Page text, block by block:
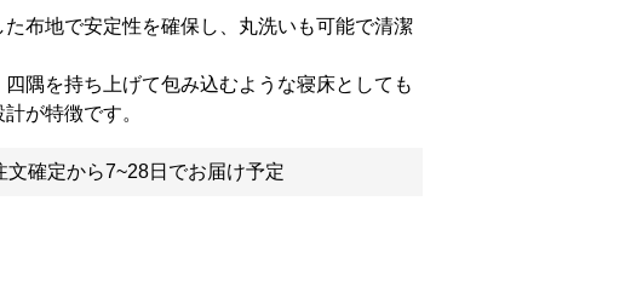
た布地で安定性を確保し、丸洗いも可能で清潔
隅を持ち上げて包み込むような寝床としても
が特徴です。
文確定から7~28日でお届け予定